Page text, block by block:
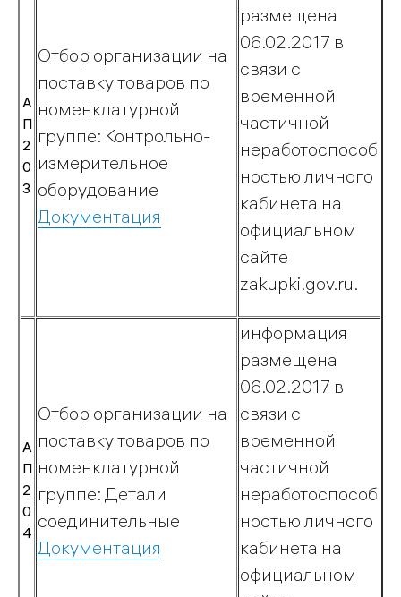
Вопрос-
ответ
Учебно-
оборудования
«ПРОМЕТЕЙ»
А
П
2
0
3
Отбор организации на
поставку товаров по
номенклатурной
группе: Контрольно-
измерительное
оборудование
Документация
размещена
06.02.2017 в
связи с
временной
частичной
неработоспособ
ностью личного
кабинета на
официальном
сайте
zakupki.gov.ru.
А
П
2
0
4
Отбор организации на
поставку товаров по
номенклатурной
группе: Детали
соединительные
Документация
информация
размещена
06.02.2017 в
связи с
временной
частичной
неработоспособ
ностью личного
кабинета на
официальном